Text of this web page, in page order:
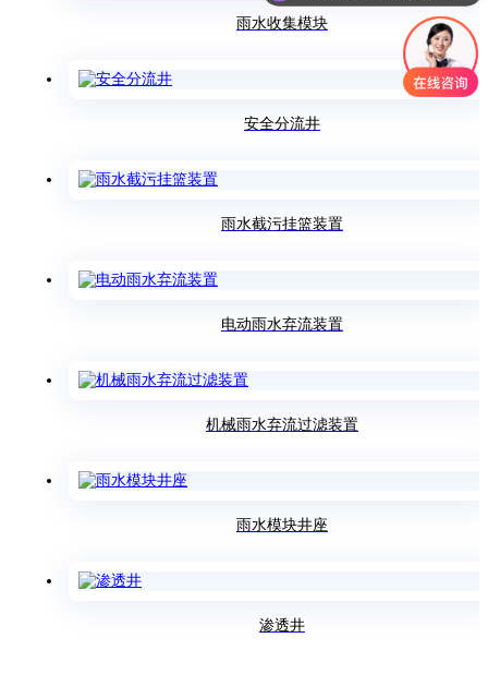
雨水收集模块
安全分流井
雨水截污挂篮装置
电动雨水弃流装置
机械雨水弃流过滤装置
雨水模块井座
渗透井